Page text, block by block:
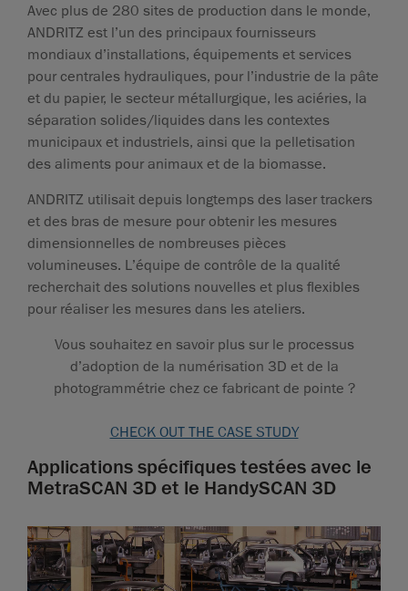
Avec plus de 280 sites de production dans le monde,
ANDRITZ est l’un des principaux fournisseurs
mondiaux d’installations, équipements et services
pour centrales hydrauliques, pour l’industrie de la pâte
et du papier, le secteur métallurgique, les aciéries, la
séparation solides/liquides dans les contextes
municipaux et industriels, ainsi que la pelletisation
des aliments pour animaux et de la biomasse.
ANDRITZ utilisait depuis longtemps des laser trackers
et des bras de mesure pour obtenir les mesures
dimensionnelles de nombreuses pièces
volumineuses. L’équipe de contrôle de la qualité
recherchait des solutions nouvelles et plus flexibles
pour réaliser les mesures dans les ateliers.
Vous souhaitez en savoir plus sur le processus
d’adoption de la numérisation 3D et de la
photogrammétrie chez ce fabricant de pointe ?
CHECK OUT THE CASE STUDY
Applications spécifiques testées avec le
MetraSCAN 3D et le HandySCAN 3D